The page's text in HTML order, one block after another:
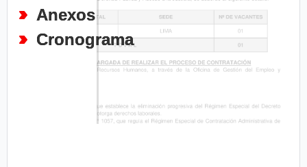
Anexos
Cronograma